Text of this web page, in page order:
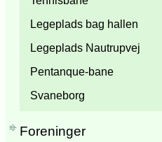
Legeplads bag hallen
Legeplads Nautrupvej
Pentanque-bane
Svaneborg
Foreninger